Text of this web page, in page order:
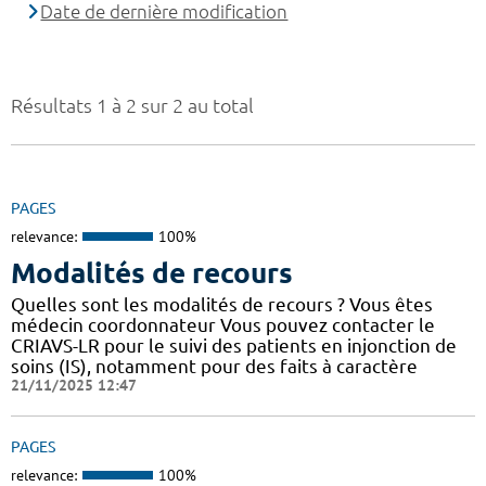
Résultats 1 à 2 sur 2 au total
PAGES
relevance: 100%
Modalités de recours
Quelles sont les modalités de recours ? Vous êtes
médecin coordonnateur Vous pouvez contacter le
CRIAVS-LR pour le suivi des patients en injonction de
soins (IS), notamment pour des faits à caractère
21/11/2025 12:47
PAGES
relevance: 100%
Date de dernière modification